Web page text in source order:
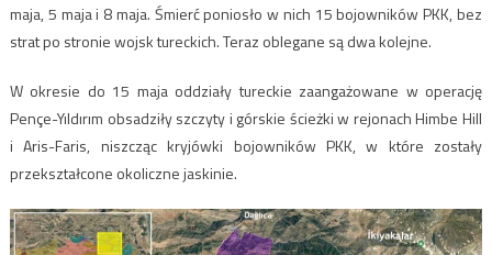
maja, 5 maja i 8 maja. Śmierć poniosło w nich 15 bojowników PKK, bez
strat po stronie wojsk tureckich. Teraz oblegane są dwa kolejne.
W okresie do 15 maja oddziały tureckie zaangażowane w operację
Pençe-Yıldırım obsadziły szczyty i górskie ścieżki w rejonach Himbe Hill
i Aris-Faris, niszcząc kryjówki bojowników PKK, w które zostały
przekształcone okoliczne jaskinie.